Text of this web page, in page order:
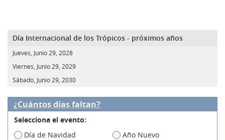
Día Internacional de los Trópicos - próximos años
Jueves, Junio 29, 2028
Viernes, Junio 29, 2029
Sábado, Junio 29, 2030
¿Cuántos días faltan?
Selecciona el evento:
Día de Navidad
Año Nuevo